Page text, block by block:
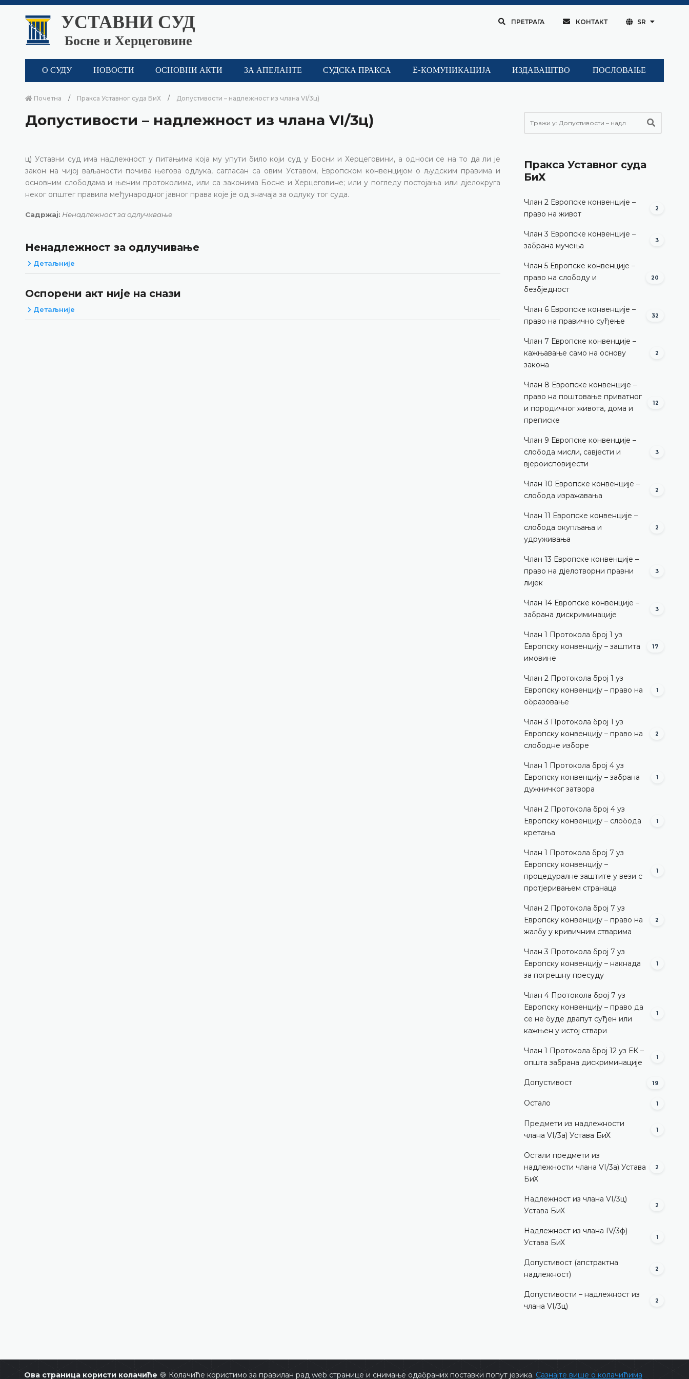
Ова страница користи колачиће 🍪 Колачиће користимо за правилан рад web странице и снимање одабраних поставки попут језика. Сазнајте више о колачићима
УСТАВНИ СУД
Босне и Херцеговине
ПРЕТРАГА КОНТАКТ SR
О СУДУ НОВОСТИ ОСНОВНИ АКТИ ЗА АПЕЛАНТЕ СУДСКА ПРАКСА E-КОМУНИКАЦИЈА ИЗДАВАШТВО ПОСЛОВАЊЕ
Почетна Пракса Уставног суда БиХ Допустивости – надлежност из члана VI/3ц)
Допустивости – надлежност из члана VI/3ц)
ц) Уставни суд има надлежност у питањима која му упути било који суд у Босни и Херцеговини, а односи се на то да ли је
закон на чијој ваљаности почива његова одлука, сагласан са овим Уставом, Европском конвенцијом о људским правима и
основним слободама и њеним протоколима, или са законима Босне и Херцеговине; или у погледу постојања или дјелокруга
неког општег правила међународног јавног права које је од значаја за одлуку тог суда.
Садржај: Ненадлежност за одлучивање
Ненадлежност за одлучивање
Детаљније
Оспорени акт није на снази
Детаљније
Пракса Уставног суда
БиХ
Члан 2 Европске конвенције –
право на живот
2
Члан 3 Европске конвенције –
забрана мучења
3
Члан 5 Европске конвенције –
право на слободу и
безбједност
20
Члан 6 Европске конвенције –
право на правично суђење
32
Члан 7 Европске конвенције –
кажњавање само на основу
закона
2
Члан 8 Европске конвенције –
право на поштовање приватног
и породичног живота, дома и
преписке
12
Члан 9 Европске конвенције –
слобода мисли, савјести и
вјероисповијести
3
Члан 10 Европске конвенције –
слобода изражавања
2
Члан 11 Европске конвенције –
слобода окупљања и
удруживања
2
Члан 13 Европске конвенције –
право на дјелотворни правни
лијек
3
Члан 14 Европске конвенције –
забрана дискриминације
3
Члан 1 Протокола број 1 уз
Европску конвенцију – заштита
имовине
17
Члан 2 Протокола број 1 уз
Европску конвенцију – право на
образовање
1
Члан 3 Протокола број 1 уз
Европску конвенцију – право на
слободне изборе
2
Члан 1 Протокола број 4 уз
Европску конвенцију – забрана
дужничког затвора
1
Члан 2 Протокола број 4 уз
Европску конвенцију – слобода
кретања
1
Члан 1 Протокола број 7 уз
Европску конвенцију –
процедуралне заштите у вези с
протјеривањем странаца
1
Члан 2 Протокола број 7 уз
Европску конвенцију – право на
жалбу у кривичним стварима
2
Члан 3 Протокола број 7 уз
Европску конвенцију – накнада
за погрешну пресуду
1
Члан 4 Протокола број 7 уз
Европску конвенцију – право да
се не буде двапут суђен или
кажњен у истој ствари
1
Члан 1 Протокола број 12 уз ЕК –
општа забрана дискриминације
1
Допустивост 19
Остало 1
Предмети из надлежности
члана VI/3а) Устава БиХ
1
Остали предмети из
надлежности члана VI/3а) Устава
БиХ
2
Надлежност из члана VI/3ц)
Устава БиХ
2
Надлежност из члана IV/3ф)
Устава БиХ
1
Допустивост (aпстрактна
надлежност)
2
Допустивости – надлежност из
члана VI/3ц)
2